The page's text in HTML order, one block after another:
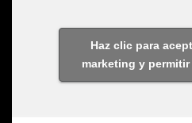
Haz clic para
marketing y